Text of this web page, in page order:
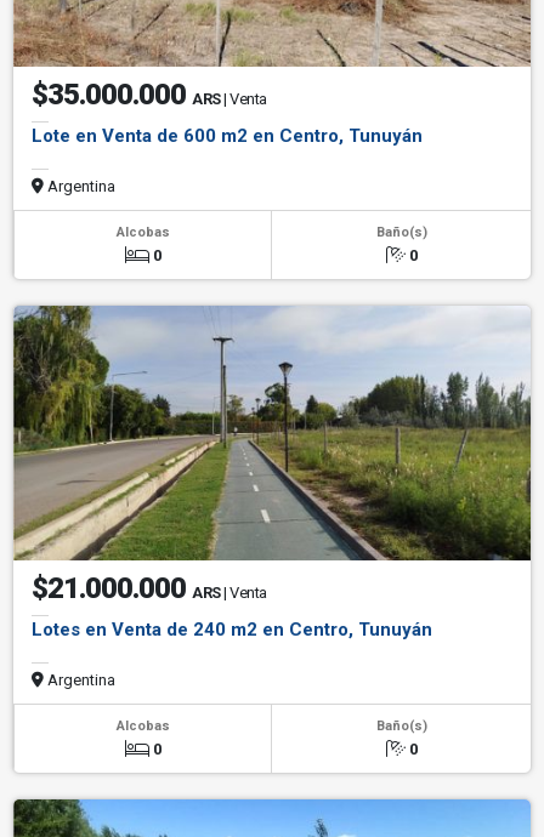
$35.000.000 ARS| Venta
Lote en Venta de 600 m2 en Centro, Tunuyán
Argentina
Alcobas
0
Baño(s)
0
$21.000.000 ARS| Venta
Lotes en Venta de 240 m2 en Centro, Tunuyán
Argentina
Alcobas
0
Baño(s)
0